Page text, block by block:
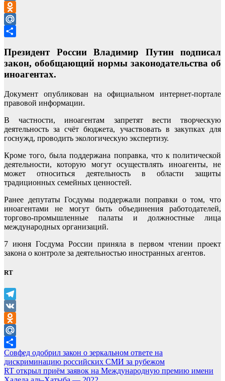
VK
Odnoklassniki
Mail.Ru
Президент России Владимир Путин подписал
закон, обобщающий нормы законодательства об
иноагентах.
Документ опубликован на официальном интернет-портале
правовой информации.
В частности, иноагентам запретят вести творческую
деятельность за счёт бюджета, участвовать в закупках для
госнужд, проводить экологическую экспертизу.
Кроме того, была поддержана поправка, что к политической
деятельности, которую могут осуществлять иноагенты, не
может относиться деятельность в области защиты
традиционных семейных ценностей.
Ранее депутаты Госдумы поддержали поправки о том, что
иноагентами не могут быть объединения работодателей,
торгово-промышленные палаты и должностные лица
международных организаций.
7 июня Госдума России приняла в первом чтении проект
закона о контроле за деятельностью иностранных агентов.
RT
Telegram
VK
Odnoklassniki
Mail.Ru
Отправить
Навигация
по
Совфед одобрил закон о зеркальном ответе на
дискриминацию российских СМИ за рубежом
RT открыл приём заявок на Международную премию имени